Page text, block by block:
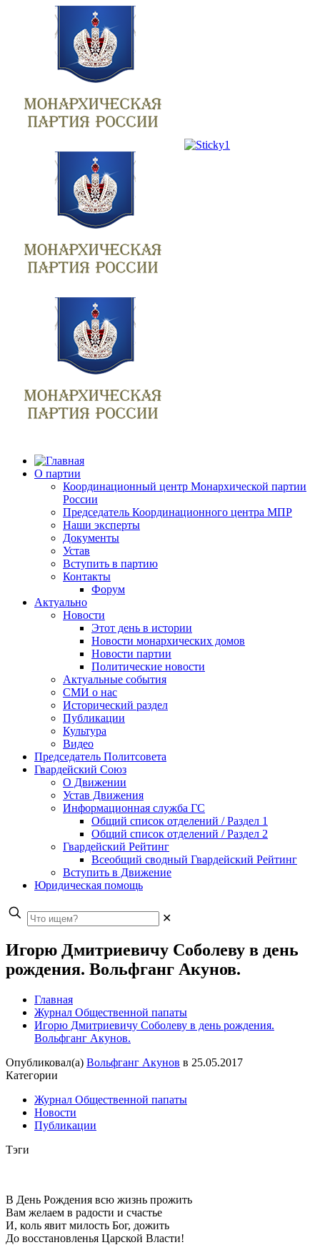
О партии
Координационный центр Монархической партии
России
Председатель Координационного центра МПР
Наши эксперты
Документы
Устав
Вступить в партию
Контакты
Форум
Актуально
Новости
Этот день в истории
Новости монархических домов
Новости партии
Политические новости
Актуальные события
СМИ о нас
Исторический раздел
Публикации
Культура
Видео
Председатель Политсовета
Гвардейский Союз
О Движении
Устав Движения
Информационная служба ГС
Общий список отделений / Раздел 1
Общий список отделений / Раздел 2
Гвардейский Рейтинг
Всеобщий сводный Гвардейский Рейтинг
Вступить в Движение
Юридическая помощь
✕
Игорю Дмитриевичу Соболеву в день
рождения. Вольфганг Акунов.
Главная
Журнал Общественной папаты
Игорю Дмитриевичу Соболеву в день рождения.
Вольфганг Акунов.
Опубликовал(а) Вольфганг Акунов в 25.05.2017
Категории
Журнал Общественной папаты
Новости
Публикации
Тэги
В День Рождения всю жизнь прожить
Вам желаем в радости и счастье
И, коль явит милость Бог, дожить
До восстановленья Царской Власти!